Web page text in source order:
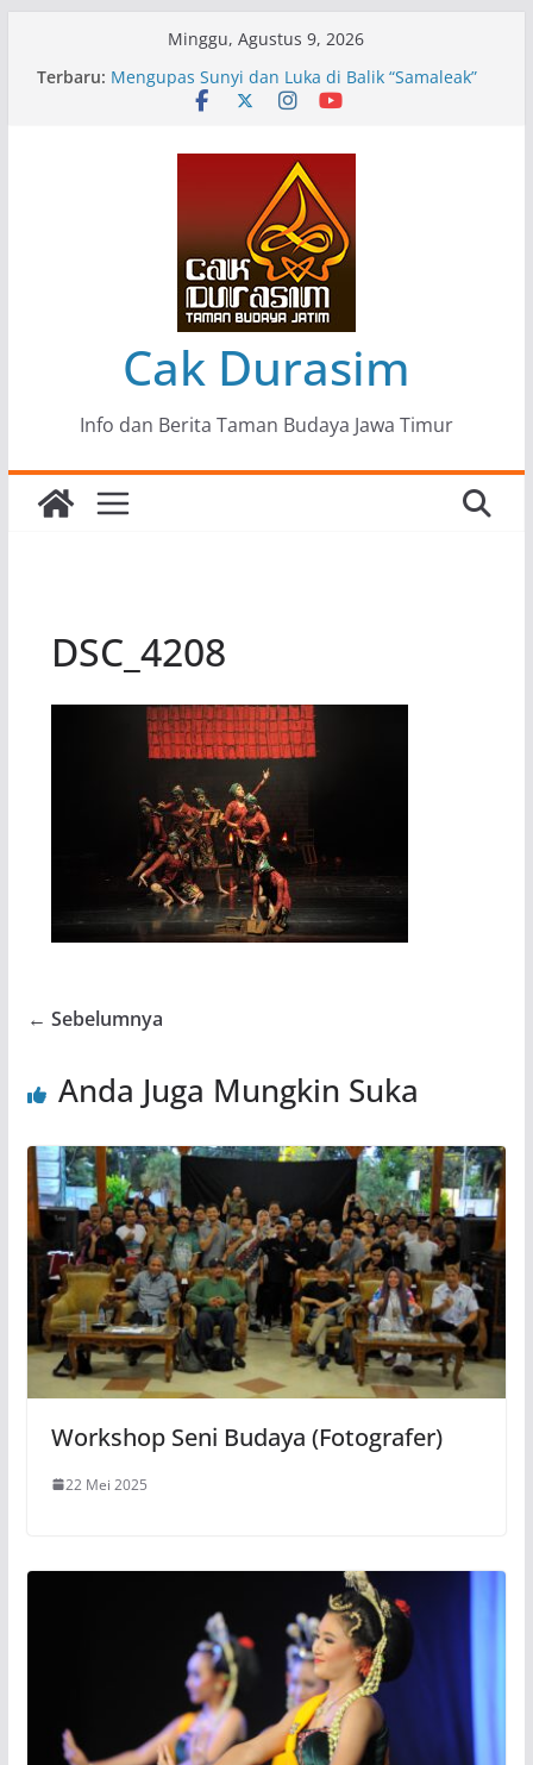
Minggu, Agustus 9, 2026
Terbaru: Pameran Lukisan Komunitas Patria Seni Rupa
Kota Blitar : Ketika “Bergerak” Menjadi Mantra
Mengupas Sunyi dan Luka di Balik “Samaleak”
Menjaga Marwah Seni dan Budaya: Catatan
Kunjungan Kerja Ir. Bambang Haryo Soekartono
(BHS) Anggota DPR RI ke Taman Budaya Jawa
Pameran Tunggal 35 Karya Agus Koecink
“Tumbang Tambang”, Ungkapan Kritis Tentang
Derita Pekerja Pertambangan
Cak Durasim
Info dan Berita Taman Budaya Jawa Timur
DSC_4208
← Sebelumnya
Anda Juga Mungkin Suka
Workshop Seni Budaya (Fotografer)
22 Mei 2025